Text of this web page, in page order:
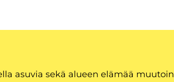
asuvia sekä alueen elämää muutoin